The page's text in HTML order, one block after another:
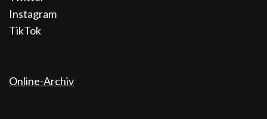
Instagram
TikTok
Online-Archiv